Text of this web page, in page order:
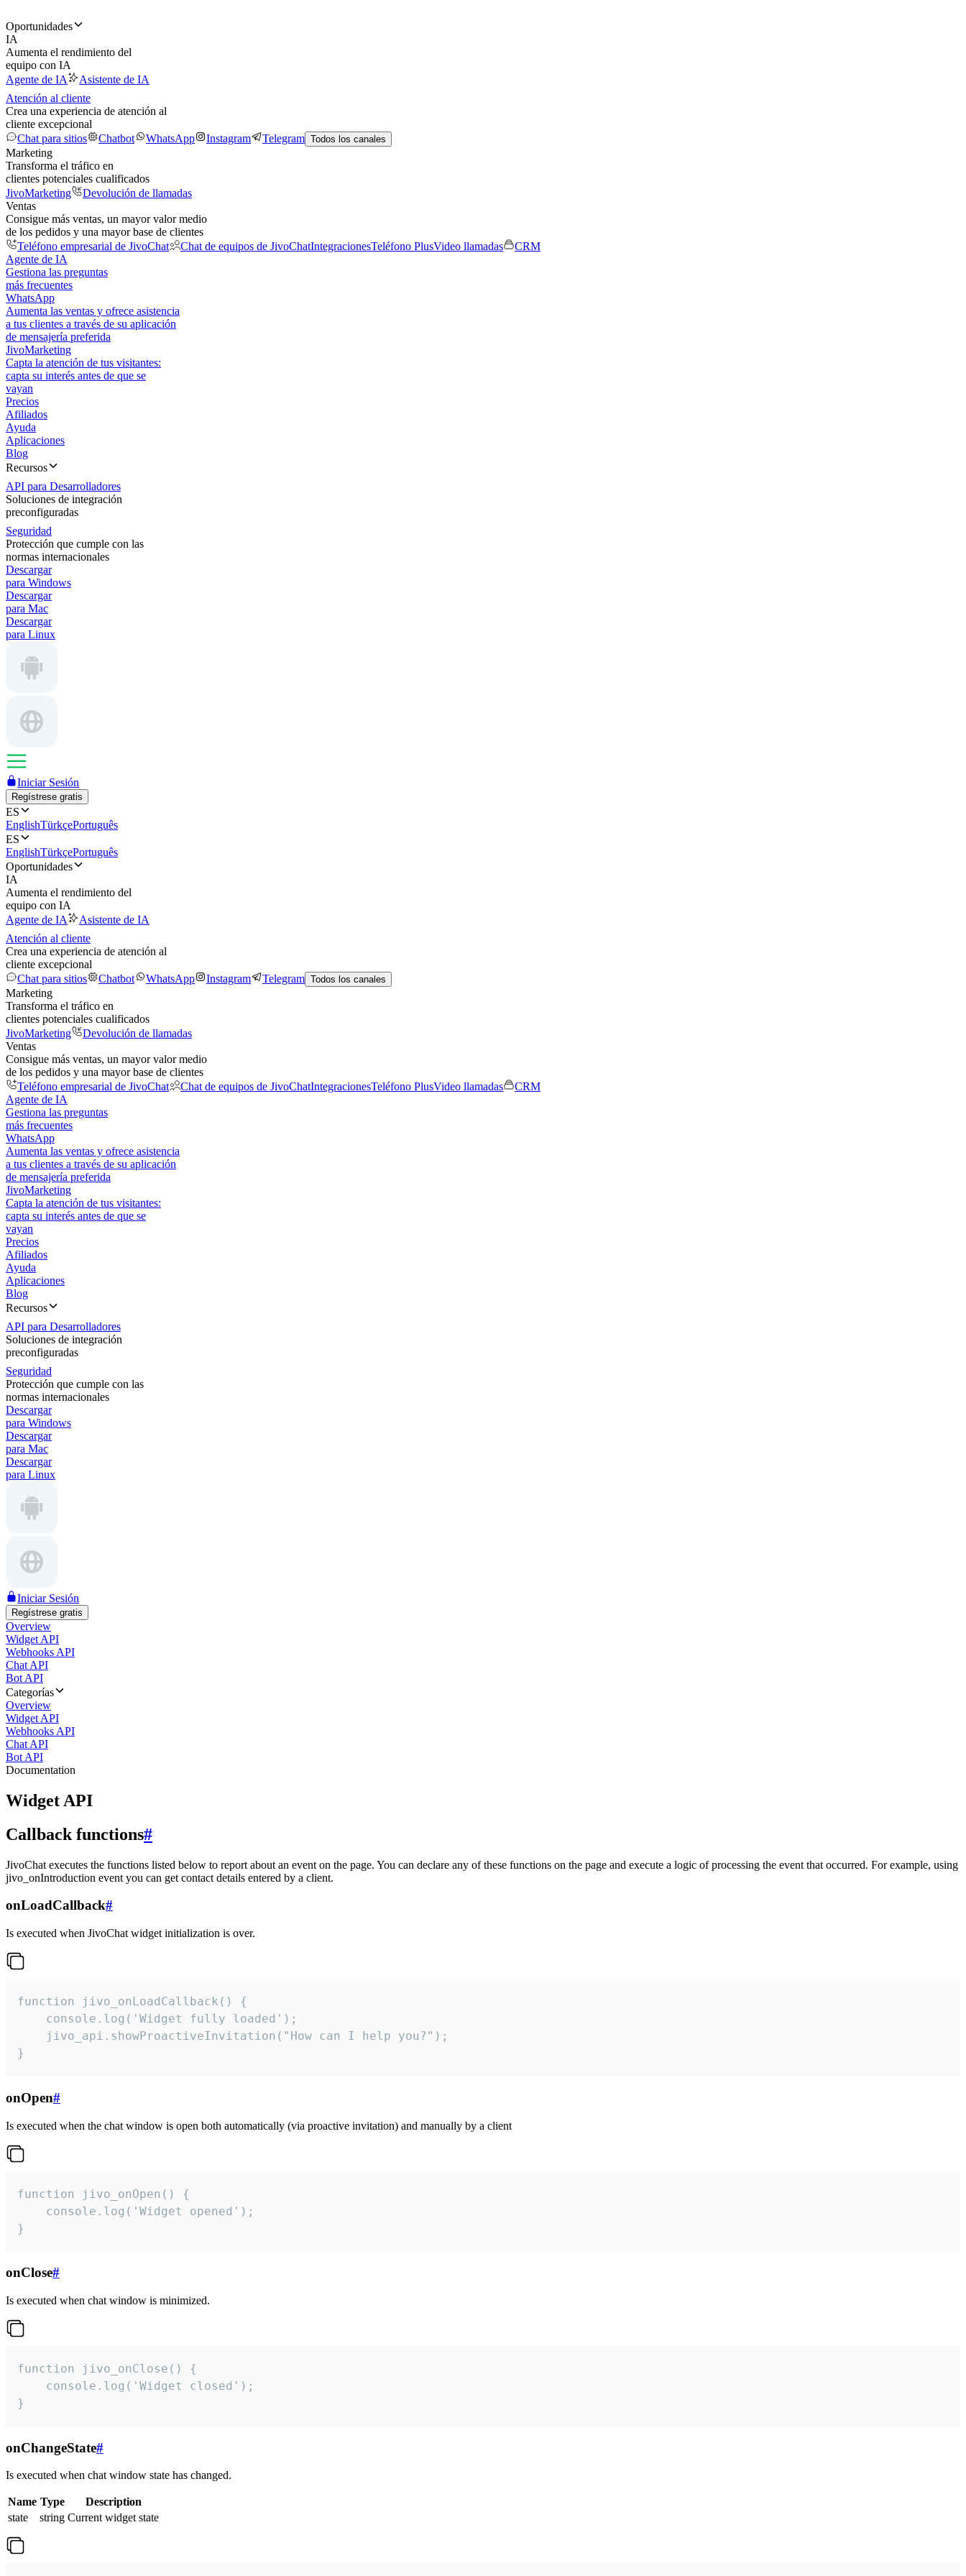
Oportunidades
IA
Aumenta el rendimiento del
equipo con IA
Agente de IA
Asistente de IA
Atención al cliente
Crea una experiencia de atención al
cliente excepcional
Chat para sitios
Chatbot WhatsApp Instagram Telegram Todos los canales
Marketing
Transforma el tráfico en
clientes potenciales cualificados
JivoMarketing
Devolución de llamadas
Ventas
Consigue más ventas, un mayor valor medio
de los pedidos y una mayor base de clientes
Teléfono empresarial de JivoChat
Chat de equipos de JivoChatIntegracionesTeléfono PlusVideo llamadas
CRM
Agente de IA
Gestiona las preguntas
más frecuentes
WhatsApp
Aumenta las ventas y ofrece asistencia
a tus clientes a través de su aplicación
de mensajería preferida
JivoMarketing
Capta la atención de tus visitantes:
capta su interés antes de que se
vayan
Precios
Afiliados
Ayuda
Aplicaciones
Blog
Recursos
API para Desarrolladores
Soluciones de integración
preconfiguradas
Seguridad
Protección que cumple con las
normas internacionales
Descargar
para Windows
Descargar
para Mac
Descargar
para Linux
Iniciar Sesión
Regístrese gratis
ES
EnglishTürkçePortuguês
ES
EnglishTürkçePortuguês
Oportunidades
IA
Aumenta el rendimiento del
equipo con IA
Agente de IA
Asistente de IA
Atención al cliente
Crea una experiencia de atención al
cliente excepcional
Chat para sitios
Chatbot WhatsApp Instagram Telegram Todos los canales
Marketing
Transforma el tráfico en
clientes potenciales cualificados
JivoMarketing
Devolución de llamadas
Ventas
Consigue más ventas, un mayor valor medio
de los pedidos y una mayor base de clientes
Teléfono empresarial de JivoChat
Chat de equipos de JivoChatIntegracionesTeléfono PlusVideo llamadas
CRM
Agente de IA
Gestiona las preguntas
más frecuentes
WhatsApp
Aumenta las ventas y ofrece asistencia
a tus clientes a través de su aplicación
de mensajería preferida
JivoMarketing
Capta la atención de tus visitantes:
capta su interés antes de que se
vayan
Precios
Afiliados
Ayuda
Aplicaciones
Blog
Recursos
API para Desarrolladores
Soluciones de integración
preconfiguradas
Seguridad
Protección que cumple con las
normas internacionales
Descargar
para Windows
Descargar
para Mac
Descargar
para Linux
Iniciar Sesión
Regístrese gratis
Overview
Widget API
Webhooks API
Chat API
Bot API
Categorías
Overview
Widget API
Webhooks API
Chat API
Bot API
Documentation
Widget API
Callback functions#
JivoChat executes the functions listed below to report about an event on the page. You can declare any of these functions on the page and execute a logic of processing the event that occurred. For example, using
jivo_onIntroduction event you can get contact details entered by a client.
onLoadCallback#
Is executed when JivoChat widget initialization is over.
function jivo_onLoadCallback() {
    console.log('Widget fully loaded');
    jivo_api.showProactiveInvitation("How can I help you?");
}
onOpen#
Is executed when the chat window is open both automatically (via proactive invitation) and manually by a client
function jivo_onOpen() {
    console.log('Widget opened');
}
onClose#
Is executed when chat window is minimized.
function jivo_onClose() {
    console.log('Widget closed');
}
onChangeState#
Is executed when chat window state has changed.
Name Type
Description
state
string Current widget state